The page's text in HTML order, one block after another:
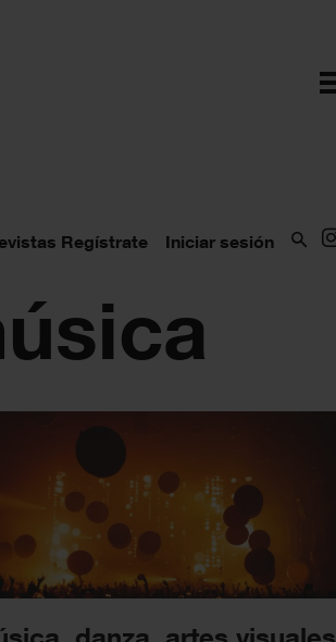
Regístrate Iniciar sesión